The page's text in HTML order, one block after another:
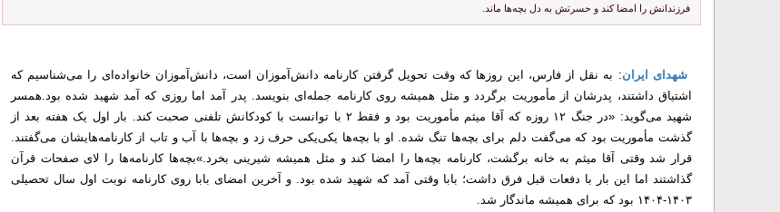
فرزندانش را امضا کند و حسرتش به دل بچه‌ها ماند.
شهدای ایران: به نقل از فارس، این روزها که وقت تحویل گرفتن کارنامه دانش‌آموزان است، دانش‌آموزان خانواده‌ای را می‌شناسیم که
اشتياق داشتند، پدرشان از مأموریت برگردد و مثل همیشه روی کارنامه جمله‌ای بنویسد. پدر آمد اما روزی که آمد شهید شده بود.همسر
شهید می‌گوید: «در جنگ ۱۲ روزه که آقا میثم مأموریت بود و فقط ۲ با توانست با کودکانش تلفنی صحبت کند. بار اول یک هفته بعد از
گذشت مأموریت بود که می‌گفت دلم برای بچه‌ها تنگ شده. او با بچه‌ها یکی‌یکی حرف زد و بچه‌ها با آب و تاب از کارنامه‌هایشان می‌گفتند.
قرار شد وقتی آقا میثم به خانه برگشت، کارنامه بچه‌ها را امضا کند و مثل همیشه شیرینی بخرد.»بچه‌ها کارنامه‌ها را لای صفحات قرآن
گذاشتند اما این بار با دفعات قبل فرق داشت؛ بابا وقتی آمد که شهید شده بود. و آخرین امضای بابا روی کارنامه نوبت اول سال تحصیلی
۱۴۰۳-۱۴۰۴ بود که برای همیشه ماندگار شد.